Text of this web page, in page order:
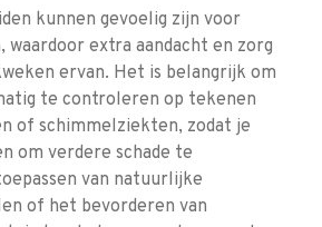
kunnen gevoelig zijn voor
waardoor extra aandacht en zorg
ervan. Het is belangrijk om
te controleren op tekenen
of schimmelziekten, zodat je
om verdere schade te
van natuurlijke
of het bevorderen van